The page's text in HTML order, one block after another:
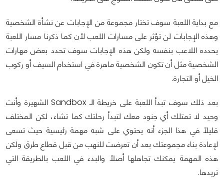
مع بداية اللعبة سوف تختار مجموعة من الإجابات عن نشأة الشخصية
وهذه الإجابات لن تؤثر على مسارات اللعب لأن كما ذكرنا مسار اللعبة
يحدده اللاعب بنفسه ولكن هذه الإجابات سوف تحدد بعض مهارات
الشخصية مثل أن تكون الشخصية ماهرة في استخدام السيف أو ركوب
الخيل أو التجارة.
بعد ذلك سوف تبدأ اللعبة على خريطة الـ Sandbox الشهيرة وأنت
وحيد لا تمتلك أي جنود معك لتبدأ رحلتك كما تشاء، لكن المختلف
قليلاً في هذا الجزء أنه يحتوي على شبه مهمة رئيسية حيث تسعى
لإعادة بناء مجموعتك بعد أن تعرضت للنهب من قبل قطاع طرق ولكن
هذه المهمة يمكنك تجاهلها أصلاً والبدء في اللعب بالطريقة التي
تريدها.